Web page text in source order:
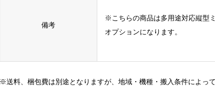
備考
※こちらの商品は多用途対応縦型
オプションになります。
※送料、梱包費は別途となりますが、地域・機種・搬入条件によって